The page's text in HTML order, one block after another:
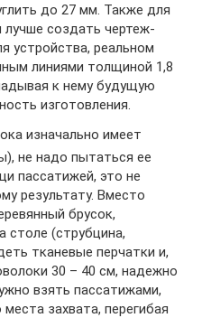
до 27 мм. Также для
лучше создать чертеж-
устройства, реальном
линиями толщиной 1,8
к нему будущую
изготовления.
изначально имеет
не надо пытаться ее
пассатижей, это не
результату. Вместо
брусок,
столе (струбцина,
тканевые перчатки и,
30 – 40 см, надежно
взять пассатижами,
захвата, перегибая